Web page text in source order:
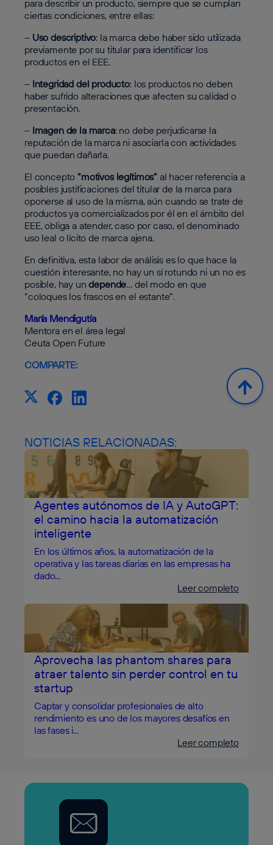
para describir un producto, siempre que se cumplan
ciertas condiciones, entre ellas:
– Uso descriptivo: la marca debe haber sido utilizada
previamente por su titular para identificar los
productos en el EEE.
– Integridad del producto: los productos no deben
haber sufrido alteraciones que afecten su calidad o
presentación.
– Imagen de la marca: no debe perjudicarse la
reputación de la marca ni asociarla con actividades
que puedan dañarla.
El concepto “motivos legítimos” al hacer referencia a
posibles justificaciones del titular de la marca para
oponerse al uso de la misma, aún cuando se trate de
productos ya comercializados por él en el ámbito del
EEE, obliga a atender, caso por caso, el denominado
uso leal o lícito de marca ajena.
En definitiva, esta labor de análisis es lo que hace la
cuestión interesante, no hay un sí rotundo ni un no es
posible, hay undepende… del modo en que
“coloques los frascos en el estante”.
María Mendigutía
Mentora en el área legal
Ceuta Open Future
COMPARTE:
NOTICIAS RELACIONADAS:
Agentes autónomos de IA y AutoGPT:
el camino hacia la automatización
inteligente
En los últimos años, la automatización de la
operativa y las tareas diarias en las empresas ha
dado...
Leer completo
Aprovecha las phantom shares para
atraer talento sin perder control en tu
startup
Captar y consolidar profesionales de alto
rendimiento es uno de los mayores desafíos en
las fases i...
Leer completo